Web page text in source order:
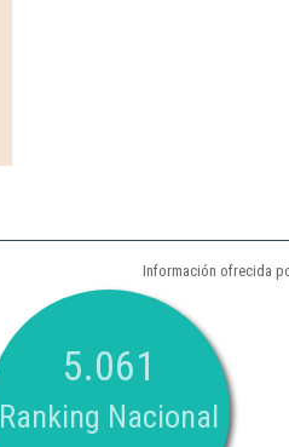
Información ofrecida
5.061
Ranking Nacional